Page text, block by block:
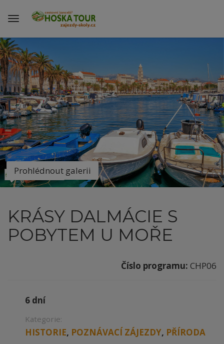
Prohlédnout galerii
KRÁSY DALMÁCIE S
POBYTEM U MOŘE
Číslo programu: CHP06
6 dní
Kategorie:
HISTORIE, POZNÁVACÍ ZÁJEZDY, PŘÍRODA